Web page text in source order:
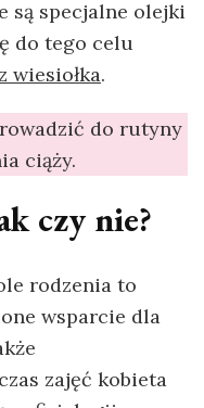
są specjalne olejki
do tego celu
wiesiołka.
do rutyny
ciąży.
czy nie?
rodzenia to
wsparcie dla
zajęć kobieta